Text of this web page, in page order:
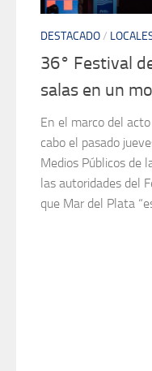
DESTACADO/
36° Festival
salas en un
En el marco del
cabo el pasado
Medios Públicos de
las autoridades del
que Mar del Plata